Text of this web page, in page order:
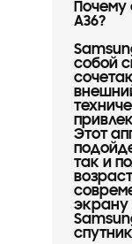
Почему
A36?
собой
Этот
так и